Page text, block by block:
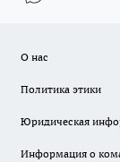
О нас
Политика этики
Юридическая
Информация о